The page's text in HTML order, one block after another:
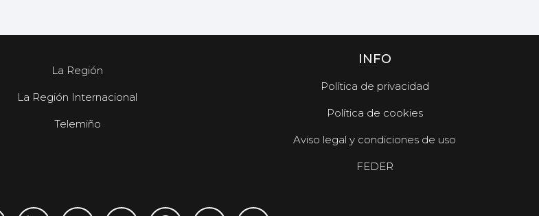
La Región
La Región Internacional
Telemiño
INFO
Política de privacidad
Política de cookies
Aviso legal y condiciones de uso
FEDER